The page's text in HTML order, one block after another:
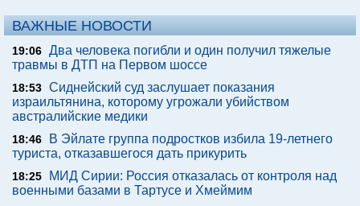
ВАЖНЫЕ НОВОСТИ
19:06 Два человека погибли и один получил тяжелые
травмы в ДТП на Первом шоссе
18:53 Сиднейский суд заслушает показания
израильтянина, которому угрожали убийством
австралийские медики
18:46
В Эйлате группа подростков избила 19-летнего
туриста, отказавшегося дать прикурить
18:25
МИД Сирии: Россия отказалась от контроля над
военными базами в Тартусе и Хмеймим